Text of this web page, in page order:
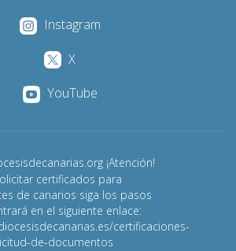
Instagram
X
YouTube
¡Atención!
certificados para
de canarios siga los pasos
en el siguiente enlace:
certificaciones-
de-documentos